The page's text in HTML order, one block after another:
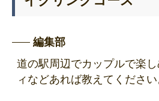
編集部
道の駅周辺でカップルで楽
ィなどあれば教えてください